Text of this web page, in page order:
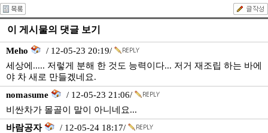
이 게시물의 댓글 보기
Meho
/ 12-05-23 20:19/
세상에..... 저렇게 분해 한 것도 능력이다... 저거 재조립 하는 바에
야 차 새로 만들겠네요.
nomasume
/ 12-05-23 21:06/
비싼차가 몰골이 말이 아니네요...
바람공자
/ 12-05-24 18:17/